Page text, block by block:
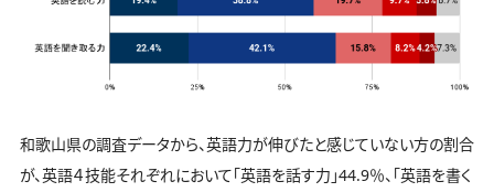
和歌山県の調査データから、英語力が伸びたと感じていない方の割合
が、英語４技能それぞれにおいて「英語を話す力」44.9％、「英語を書く